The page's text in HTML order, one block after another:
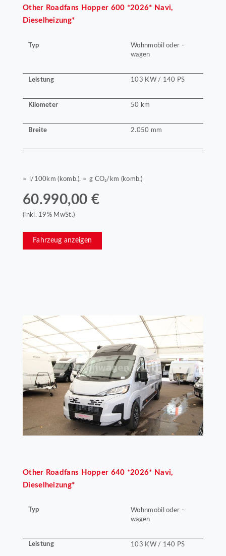
Other Roadfans Hopper 600 *2026* Navi,
Dieselheizung*
Typ
Wohnmobil oder -
wagen
Leistung 103 KW / 140 PS
Kilometer 50 km
Breite 2.050 mm
≈ l/100km (komb.), ≈ g CO₂/km (komb.)
60.990,00 €
(inkl. 19% MwSt.)
Fahrzeug anzeigen
Other Roadfans Hopper 640 *2026* Navi,
Dieselheizung*
Typ
Wohnmobil oder -
wagen
Leistung 103 KW / 140 PS